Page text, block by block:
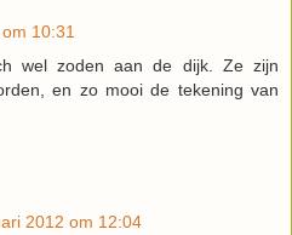
10:31
wel zoden aan de dijk. Ze zijn
en zo mooi de tekening van
2012 om 12:04